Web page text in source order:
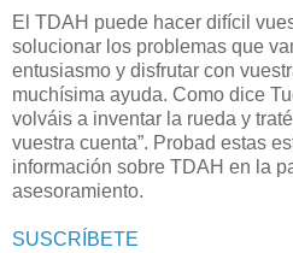
El TDAH puede hacer difícil
solucionar los problemas que
entusiasmo y disfrutar con
muchísima ayuda. Como dice
volváis a inventar la rueda y
vuestra cuenta”. Probad estas
información sobre TDAH en la
asesoramiento.
SUSCRÍBETE